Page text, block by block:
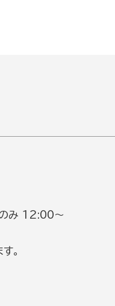
み 12:00～
。